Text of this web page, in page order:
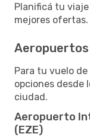
Planificá tu
mejores ofertas.
Aeropuertos
Para tu vuelo
opciones desde
ciudad.
Aeropuerto
(EZE)